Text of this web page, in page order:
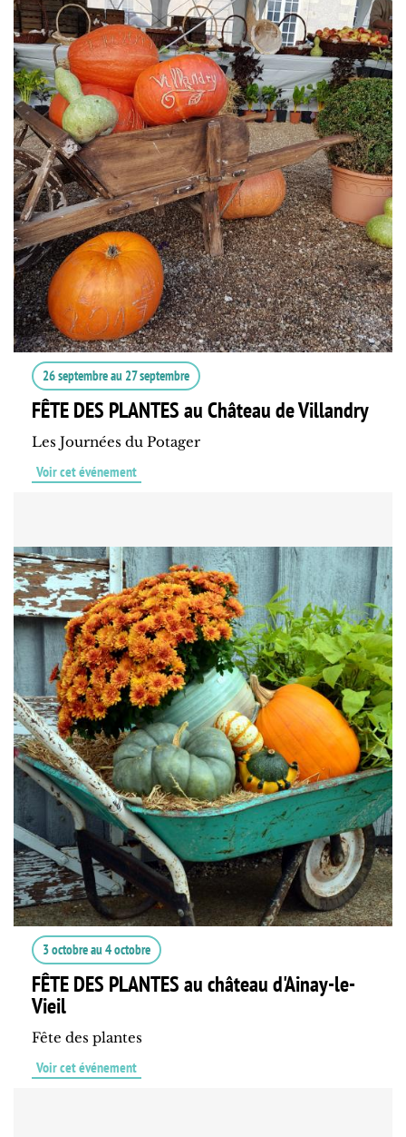
26 septembreau 27 septembre
FÊTE DES PLANTES au Château de Villandry
Les Journées du Potager
Voir cet événement
3 octobreau4 octobre
FÊTE DES PLANTES au château d'Ainay-le-
Vieil
Fête des plantes
Voir cet événement